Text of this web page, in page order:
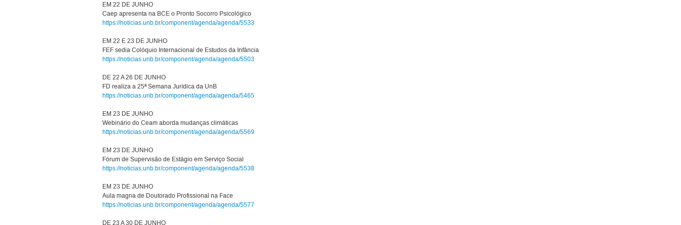
EM 22 DE JUNHO
Caep apresenta na BCE o Pronto Socorro Psicológico
https://noticias.unb.br/component/agenda/agenda/5533
EM 22 E 23 DE JUNHO
FEF sedia Colóquio Internacional de Estudos da Infância
https://noticias.unb.br/component/agenda/agenda/5503
DE 22 A 26 DE JUNHO
FD realiza a 25ª Semana Jurídica da UnB
https://noticias.unb.br/component/agenda/agenda/5465
EM 23 DE JUNHO
Webinário do Ceam aborda mudanças climáticas
https://noticias.unb.br/component/agenda/agenda/5569
EM 23 DE JUNHO
Fórum de Supervisão de Estágio em Serviço Social
https://noticias.unb.br/component/agenda/agenda/5538
EM 23 DE JUNHO
Aula magna de Doutorado Profissional na Face
https://noticias.unb.br/component/agenda/agenda/5577
DE 23 A 30 DE JUNHO